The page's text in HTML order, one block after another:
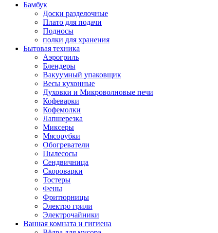
Бамбук
Доски разделочные
Плато для подачи
Подносы
полки для хранения
Бытовая техника
Аэрогриль
Блендеры
Вакуумный упаковщик
Весы кухонные
Духовки и Микроволновые печи
Кофеварки
Кофемолки
Лапшерезка
Миксеры
Мясорубки
Обогреватели
Пылесосы
Сендвичница
Скороварки
Тостеры
Фены
Фритюрницы
Электро грили
Электрочайники
Ванная комната и гигиена